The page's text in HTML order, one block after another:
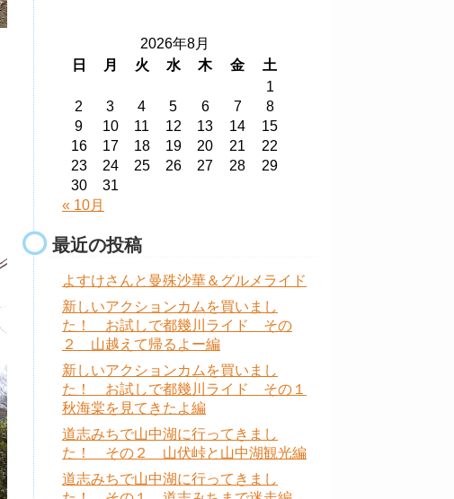
2026年8月
日
月 火 水 木 金
土
1
2
3 4 5 6 7
8
9
10 11 12 13 14
15
16
17 18 19 20 21
22
23
24 25 26 27 28
29
30
31
« 10月
最近の投稿
よすけさんと曼殊沙華＆グルメライド
新しいアクションカムを買いまし
た！ お試しで都幾川ライド その
２ 山越えて帰るよー編
新しいアクションカムを買いまし
た！ お試しで都幾川ライド その１
秋海棠を見てきたよ編
道志みちで山中湖に行ってきまし
た！ その２ 山伏峠と山中湖観光編
道志みちで山中湖に行ってきまし